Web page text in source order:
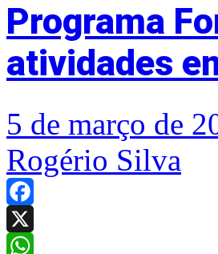
Programa
atividades
5 de março de
Rogério Silva
Facebook
X